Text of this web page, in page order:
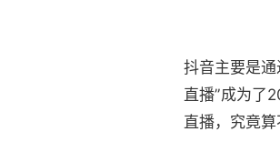
抖音主要是
直播”成为了
直播，究竟算